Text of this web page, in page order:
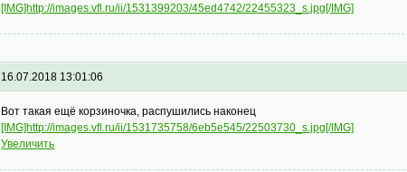
[IMG]http://images.vfl.ru/ii/1531399203/45ed4742/22455323_s.jpg[/IMG]
16.07.2018 13:01:06
Вот такая ещё корзиночка, распушились наконец
[IMG]http://images.vfl.ru/ii/1531735758/6eb5e545/22503730_s.jpg[/IMG]
Увеличить